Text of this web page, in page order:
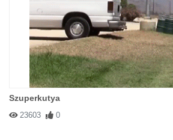
Szuperkutya
23603 0